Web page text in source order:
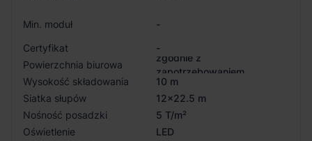
Min. moduł
-
Certyfikat
-
Powierzchnia biurowa
zgodnie z
zapotrzebowaniem
Wysokość składowania
10 m
Siatka słupów
12x22.5 m
Nośność posadzki
5 T/m²
Oświetlenie
LED